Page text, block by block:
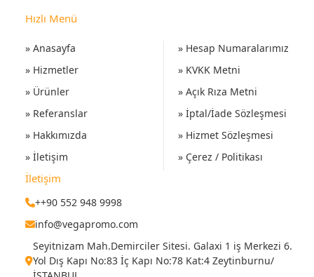
Hızlı Menü
» Anasayfa
» Hizmetler
» Ürünler
» Referanslar
» Hakkımızda
» İletişim
» Hesap Numaralarımız
» KVKK Metni
» Açık Rıza Metni
» İptal/İade Sözleşmesi
» Hizmet Sözleşmesi
» Çerez / Politikası
İletişim
++90 552 948 9998
info@vegapromo.com
Seyitnizam Mah.Demirciler Sitesi. Galaxi 1 iş Merkezi 6.
Yol Dış Kapı No:83 İç Kapı No:78 Kat:4 Zeytinburnu/